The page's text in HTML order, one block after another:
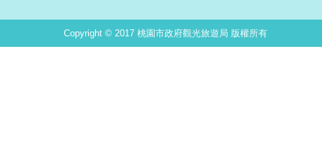
Copyright © 2017 桃園市政府觀光旅遊局 版權所有